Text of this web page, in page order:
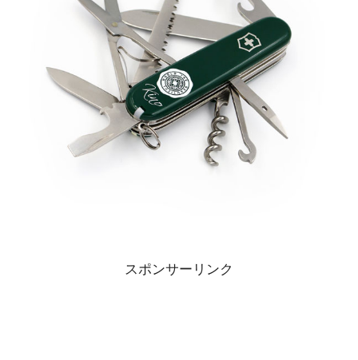
スポンサーリンク